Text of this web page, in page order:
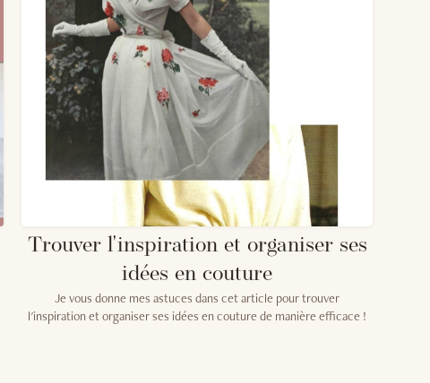
Trouver l'inspiration et organiser ses
idées en couture
Je vous donne mes astuces dans cet article pour trouver
l'inspiration et organiser ses idées en couture de manière efficace !